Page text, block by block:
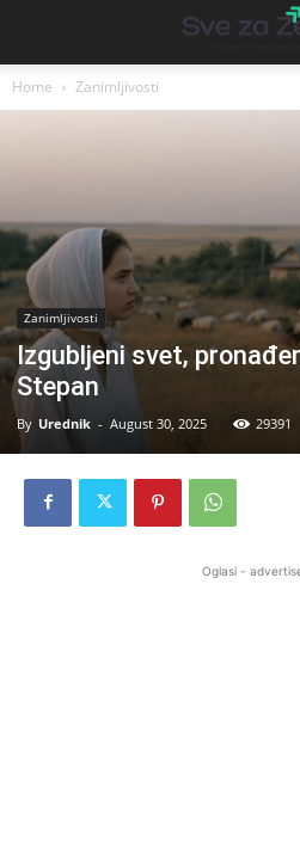
Home Zanimljivosti
Zanimljivosti
Izgubljeni svet,
Stepan
By Urednik - August 30, 2025 29391
Oglasi -